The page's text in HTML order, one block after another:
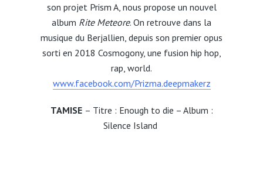
son projet Prism A, nous propose un nouvel
album Rite Meteore. On retrouve dans la
musique du Berjallien, depuis son premier opus
sorti en 2018 Cosmogony, une fusion hip hop,
rap, world.
www.facebook.com/Prizma.deepmakerz
TAMISE – Titre : Enough to die – Album :
Silence Island